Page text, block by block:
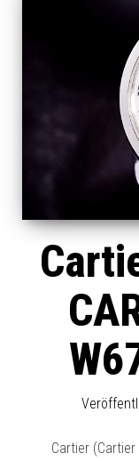
Cartier